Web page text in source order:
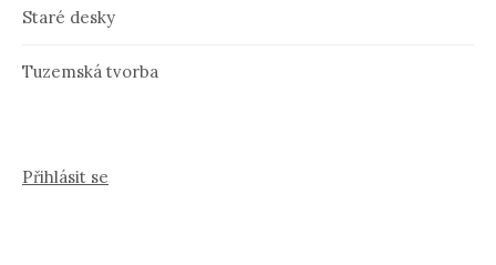
Staré desky
Tuzemská tvorba
Přihlásit se